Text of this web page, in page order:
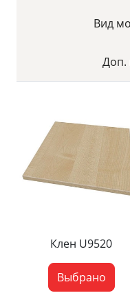
Вид
Доп.
Клен U9520
Выбрано